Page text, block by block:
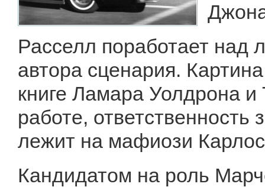
Расселл поработает над
автора сценария.
книге Ламара Уолдрона
работе,
лежит на мафиози
Кандидатом на роль